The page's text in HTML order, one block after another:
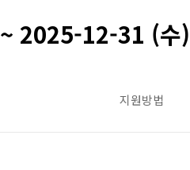
~ 2025-12-31 (수
지원방법